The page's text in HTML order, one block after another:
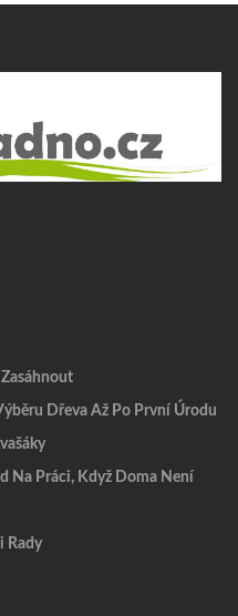
Dřeva Až Po První Úrodu
Na Práci, Když Doma Není
Rady